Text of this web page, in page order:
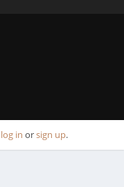
log in orsign up.